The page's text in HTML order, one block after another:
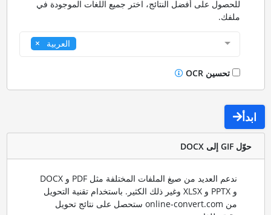
للحصول على أفضل النتائج، اختر جميع اللغات الموجودة في
ملفك.
العربية
تحسين OCR
ابدأ
حوّل GIF إلى DOCX
ندعم العديد من صيغ الملفات المختلفة مثل PDF و DOCX
و PPTX و XLSX وغير ذلك الكثير. باستخدام تقنية التحويل
من online-convert.com ستحصل على نتائج تحويل